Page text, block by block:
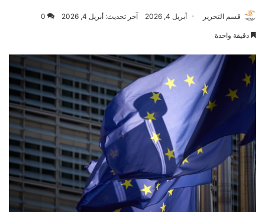
قسم التحرير أبريل 4, 2026 آخر تحديث: أبريل 4, 2026 0
دقيقة واحدة